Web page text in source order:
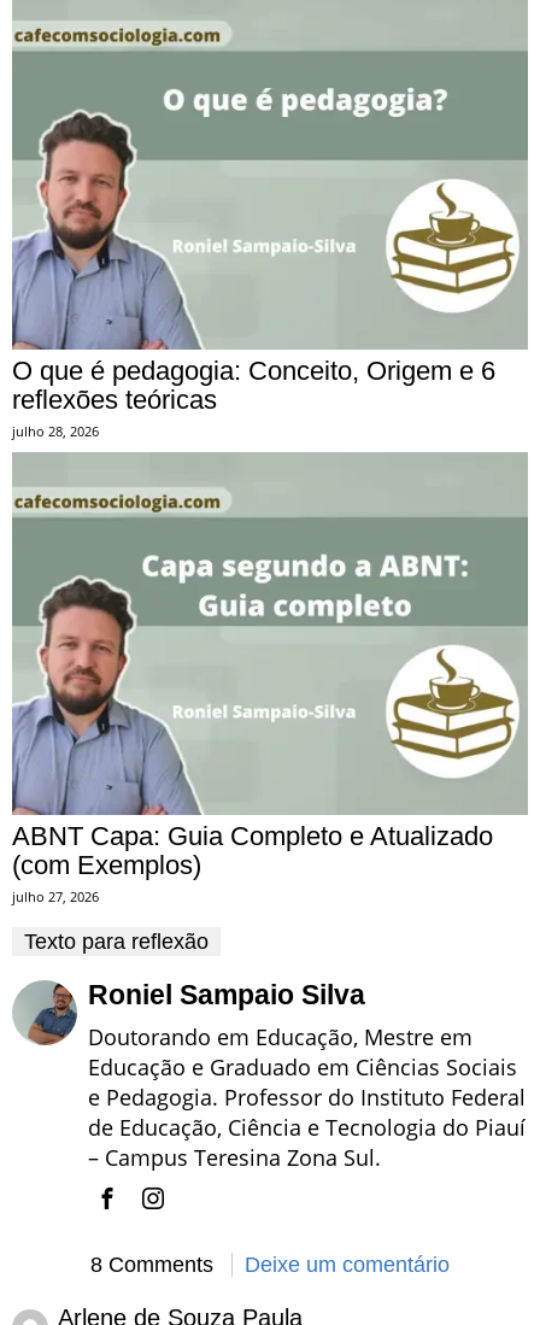
O que é pedagogia: Conceito, Origem e 6
reflexões teóricas
julho 28, 2026
ABNT Capa: Guia Completo e Atualizado
(com Exemplos)
julho 27, 2026
Texto para reflexão
Roniel Sampaio Silva
Doutorando em Educação, Mestre em
Educação e Graduado em Ciências Sociais
e Pedagogia. Professor do Instituto Federal
de Educação, Ciência e Tecnologia do Piauí
– Campus Teresina Zona Sul.
8 Comments Deixe um comentário
Arlene de Souza Paula